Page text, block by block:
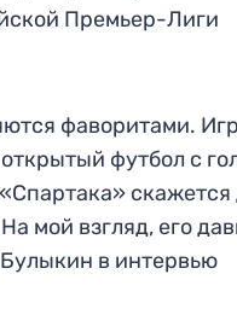
Премьер-Лиги
фаворитами.
футбол с
мой взгляд, его
в интервью